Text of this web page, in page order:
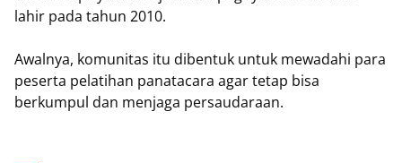
lahir pada tahun 2010.
Awalnya, komunitas itu dibentuk untuk mewadahi para
peserta pelatihan panatacara agar tetap bisa
berkumpul dan menjaga persaudaraan.